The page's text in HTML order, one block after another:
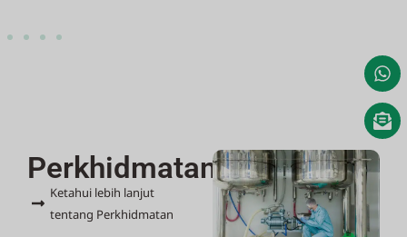
Perkhidmatan
Ketahui lebih lanjut
tentang Perkhidmatan